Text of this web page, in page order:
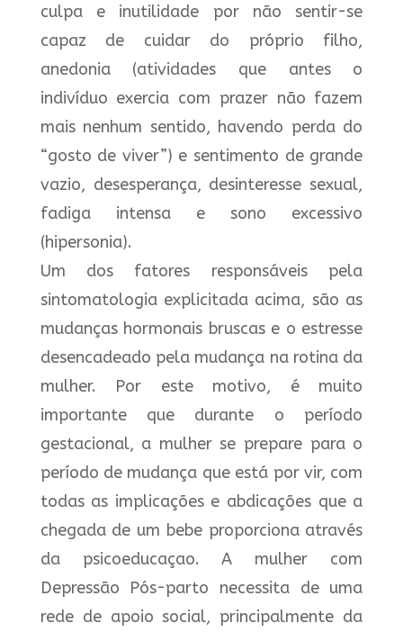
culpa e inutilidade por não sentir-se
capaz de cuidar do próprio filho,
anedonia (atividades que antes o
indivíduo exercia com prazer não fazem
mais nenhum sentido, havendo perda do
“gosto de viver”) e sentimento de grande
vazio, desesperança, desinteresse sexual,
fadiga intensa e sono excessivo
(hipersonia).
Um dos fatores responsáveis pela
sintomatologia explicitada acima, são as
mudanças hormonais bruscas e o estresse
desencadeado pela mudança na rotina da
mulher. Por este motivo, é muito
importante que durante o período
gestacional, a mulher se prepare para o
período de mudança que está por vir, com
todas as implicações e abdicações que a
chegada de um bebe proporciona através
da psicoeducaçao. A mulher com
Depressão Pós-parto necessita de uma
rede de apoio social, principalmente da